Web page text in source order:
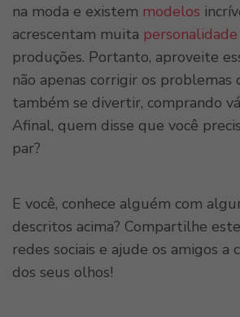
na moda e existem modelos
acrescentam muita personalidade
produções. Portanto, aproveite
não apenas corrigir os problemas
também se divertir, comprando
Afinal, quem disse que você
par?
E você, conhece alguém com
descritos acima? Compartilhe
redes sociais e ajude os amigos
dos seus olhos!